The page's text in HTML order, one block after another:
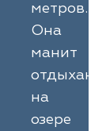
метров.
Она
манит
на
озере